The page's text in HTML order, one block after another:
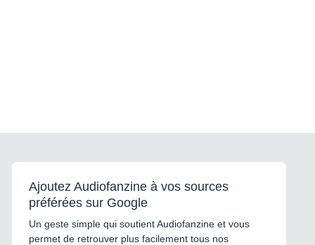
Ajoutez Audiofanzine à vos sources
préférées sur Google
Un geste simple qui soutient Audiofanzine et vous
permet de retrouver plus facilement tous nos